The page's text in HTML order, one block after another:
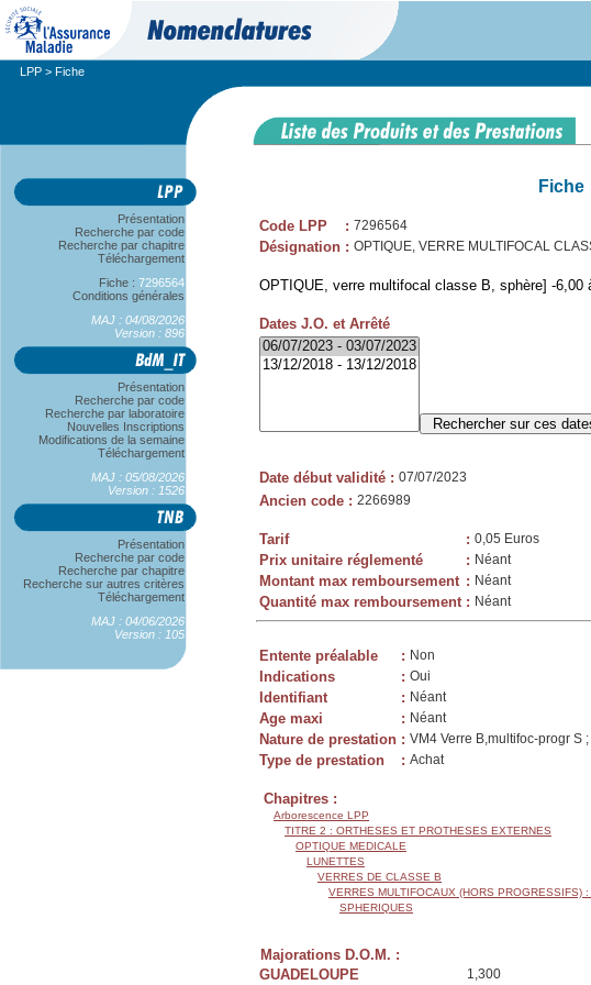
LPP > Fiche
Présentation
Recherche par code
Recherche par chapitre
Téléchargement
Fiche : 7296564
Conditions générales
MAJ : 04/08/2026
Version : 896
Présentation
Recherche par code
Recherche par laboratoire
Nouvelles Inscriptions
Modifications de la semaine
Téléchargement
MAJ : 05/08/2026
Version : 1526
Présentation
Recherche par code
Recherche par chapitre
Recherche sur autres critères
Téléchargement
MAJ : 04/06/2026
Version : 105
Fiche
Code LPP : 7296564
Désignation : OPTIQUE, VERRE MULTIFOCAL
OPTIQUE, verre multifocal classe B, sphère] -6,00
Dates J.O. et Arrêté
Date début validité : 07/07/2023
Ancien code : 2266989
Tarif : 0,05 Euros
Prix unitaire réglementé : Néant
Montant max remboursement : Néant
Quantité max remboursement : Néant
Entente préalable : Non
Indications : Oui
Identifiant : Néant
Age maxi : Néant
Nature de prestation : VM4 Verre B,multifoc-progr S
Type de prestation : Achat
Chapitres :
Arborescence LPP
TITRE 2 : ORTHESES ET PROTHESES EXTERNES
OPTIQUE MEDICALE
LUNETTES
VERRES DE CLASSE B
VERRES MULTIFOCAUX (HORS
SPHERIQUES
Majorations D.O.M. :
GUADELOUPE
1,300